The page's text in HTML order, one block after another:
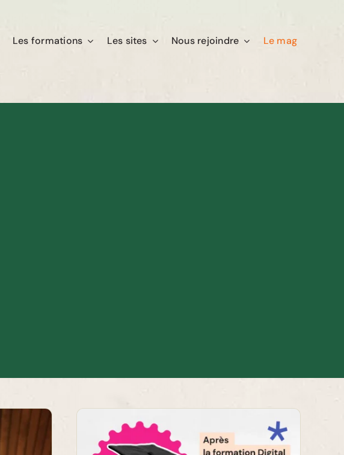
Les formations Les sites Nous rejoindre Le mag